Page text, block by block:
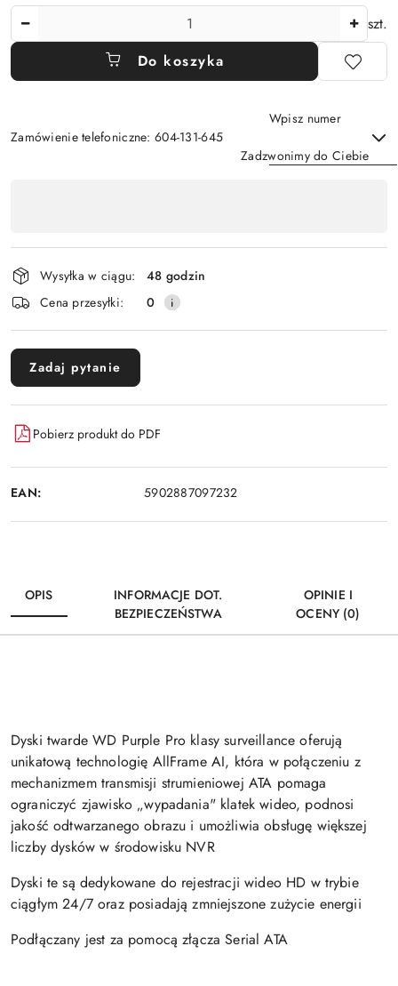
szt.
Do koszyka
Zamówienie telefoniczne: 604-131-645
Wpisz numer
Zadzwonimy do Ciebie
płatność
i
dostawa
Wysyłka w ciągu:
48 godzin
Cena przesyłki:
0
Zadaj pytanie
Pobierz produkt do PDF
EAN: 5902887097232
OPIS
INFORMACJE DOT.
BEZPIECZEŃSTWA
OPINIE I
OCENY (0)
Dyski twarde WD Purple Pro klasy surveillance oferują
unikatową technologię AllFrame AI, która w połączeniu z
mechanizmem transmisji strumieniowej ATA pomaga
ograniczyć zjawisko „wypadania" klatek wideo, podnosi
jakość odtwarzanego obrazu i umożliwia obsługę większej
liczby dysków w środowisku NVR
Dyski te są dedykowane do rejestracji wideo HD w trybie
ciągłym 24/7 oraz posiadają zmniejszone zużycie energii
Podłączany jest za pomocą złącza Serial ATA